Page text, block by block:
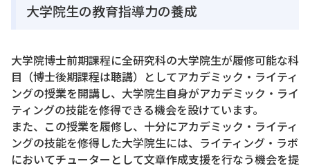
大学院生の教育指導力の養成
大学院博士前期課程に全研究科の大学院生が履修可能な科
目（博士後期課程は聴講）としてアカデミック・ライティ
ングの授業を開講し、大学院生自身がアカデミック・ライ
ティングの技能を修得できる機会を設けています。
また、この授業を履修し、十分にアカデミック・ライティ
ングの技能を修得した大学院生には、ライティング・ラボ
においてチューターとして文章作成支援を行なう機会を提